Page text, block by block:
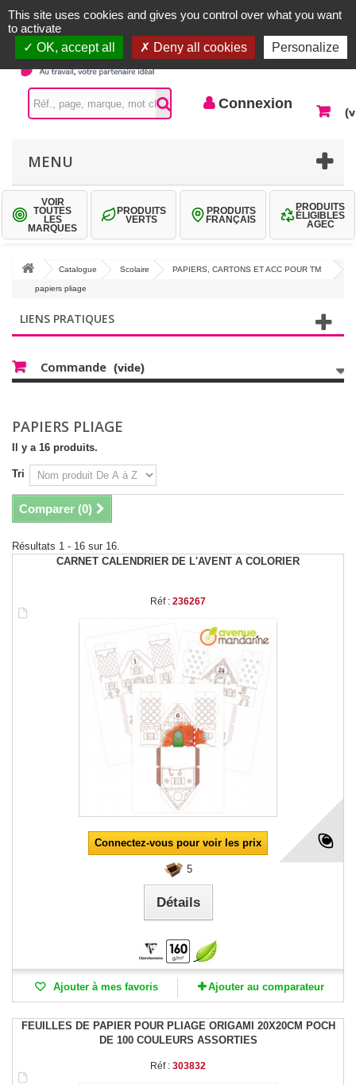
Contactez-nous
Connexion
MENU
VOIR
TOUTES
LES
MARQUES
PRODUITS
VERTS
PRODUITS
FRANÇAIS
PRODUITS
ÉLIGIBLES
AGEC
Catalogue Scolaire PAPIERS, CARTONS ET ACC POUR TM
papiers pliage
LIENS PRATIQUES
Commande (vide)
PAPIERS PLIAGE
Il y a 16 produits.
Tri
Comparer (0)
Résultats 1 - 16 sur 16.
CARNET CALENDRIER DE L'AVENT A COLORIER
Réf : 236267
Connectez-vous pour voir les prix
5
Détails
Ajouter à mes favoris Ajouter au comparateur
FEUILLES DE PAPIER POUR PLIAGE ORIGAMI 20X20CM POCH
DE 100 COULEURS ASSORTIES
Réf : 303832
This site uses cookies and gives you control over what you want
to activate
OK, accept all
Deny all cookies Personalize